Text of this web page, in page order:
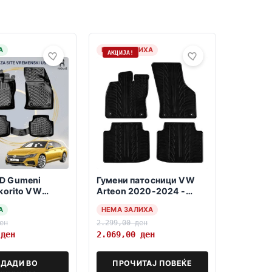
Gumeni
VW
ден
ВО
НЕМА ЗАЛИХА
АКЦИЈА!
Гумени патосници VW
Arteon 2020-2024 -
НЕМА ЗАЛИХА
2.299,00ден
2.069,00 ден
ПРОЧИТАЈ ПОВЕЌЕ